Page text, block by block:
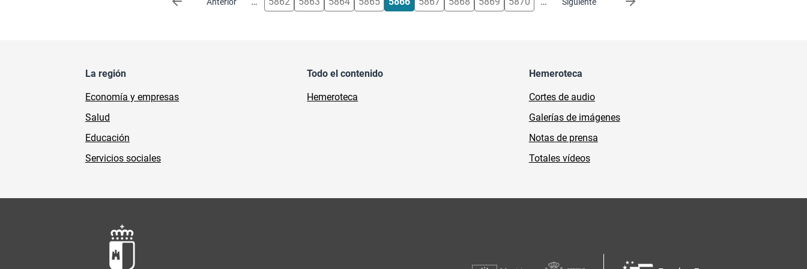
La región
Economía y empresas
Salud
Educación
Servicios sociales
Todo el contenido
Hemeroteca
Hemeroteca
Cortes de audio
Galerías de imágenes
Notas de prensa
Totales vídeos